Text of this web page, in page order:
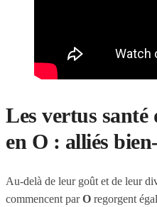
Les vertus santé
en O : alliés
Au-delà de leur goût et de leur
commencent parO regorgent